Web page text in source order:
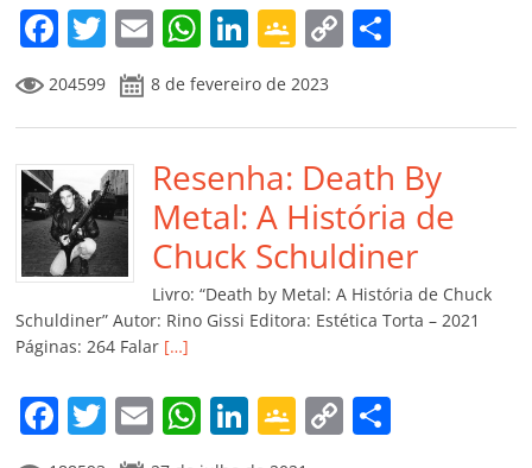
F
a
c
e
b
o
o
k
T
w
itt
er
E
m
ai
l
W
at
s
A
p
p
Li
k
e
dI
n
G
o
o
gl
e
Cl
a
ss
ro
m
C
y
Li
n
k
p
ar
til
h
ar
204599 8 de fevereiro de 2023
Resenha: Death By
Metal: A História de
Chuck Schuldiner
Livro: “Death by Metal: A História de Chuck
Schuldiner” Autor: Rino Gissi Editora: Estética Torta – 2021
Páginas: 264 Falar […]
F
a
T
w
E
m
W
h
Li
n
G
o
C